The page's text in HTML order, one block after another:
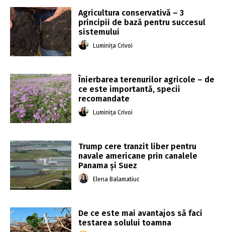
Agricultura conservativă – 3
principii de bază pentru succesul
sistemului
Luminița Crivoi
Înierbarea terenurilor agricole – de
ce este importantă, specii
recomandate
Luminița Crivoi
Trump cere tranzit liber pentru
navale americane prin canalele
Panama și Suez
Elena Balamatiuc
De ce este mai avantajos să faci
testarea solului toamna